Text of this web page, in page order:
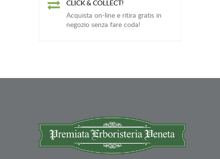
CLICK & COLLECT!
Acquista on-line e ritira gratis in
negozio senza fare coda!